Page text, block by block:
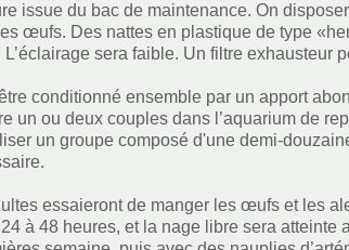
issue du bac de maintenance. On
œufs. Des nattes en plastique de type
sera faible. Un filtre exhausteur
conditionné ensemble par un apport
un ou deux couples dans l’aquarium de
un groupe composé d'une demi-
essaieront de manger les œufs et les
à 48 heures, et la nage libre sera